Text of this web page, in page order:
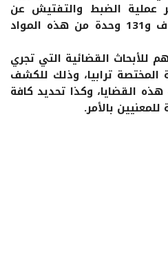
عملية الضبط والتفتيش عن
العثور بحوزته على 10 آلاف و131 وحدة من هذه المواد
للأبحاث القضائية التي تجري
المختصة ترابيا، وذلك للكشف
القضايا، وكذا تحديد كافة
بالأمر.